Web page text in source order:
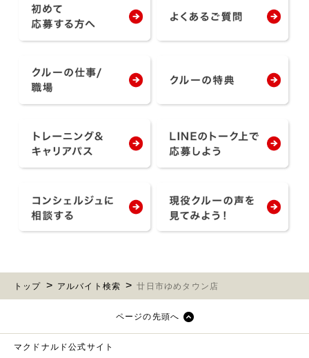
トップ アルバイト検索 廿日市ゆめタウン店
ページの先頭へ
マクドナルド公式サイト